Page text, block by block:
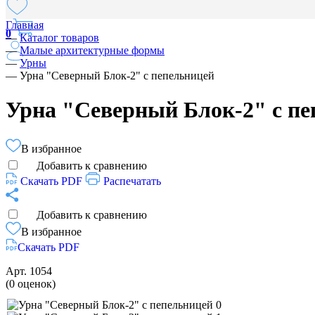
0
Главная
—Каталог товаров
—Малые архитектурные формы
—Урны
— Урна "Северный Блок-2" с пепельницей
Урна "Северный Блок-2" с
В избранное
Добавить к сравнению
Скачать PDF
Распечатать
Добавить к сравнению
В избранное
Скачать PDF
Арт. 1054
(0 оценок)